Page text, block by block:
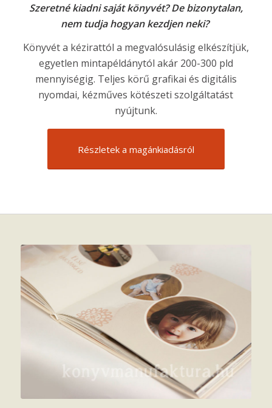
Szeretné kiadni saját könyvét? De bizonytalan,
nem tudja hogyan kezdjen neki?
Könyvét a kézirattól a megvalósulásig elkészítjük,
egyetlen mintapéldánytól akár 200-300 pld
mennyiségig. Teljes körű grafikai és digitális
nyomdai, kézműves kötészeti szolgáltatást
nyújtunk.
Részletek a magánkiadásról